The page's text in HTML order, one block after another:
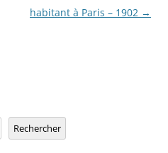
habitant à Paris – 1902 →
Rechercher